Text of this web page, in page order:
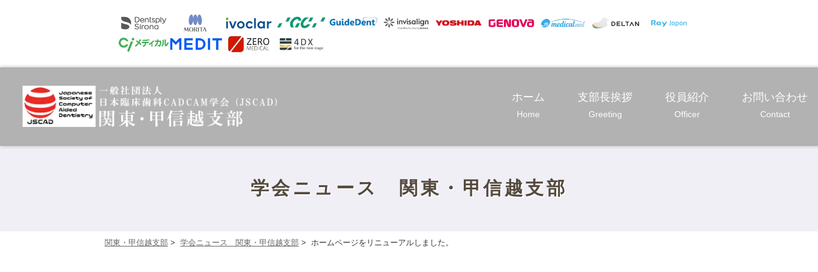
ホーム
Home
支部長挨拶
Greeting
役員紹介
Officer
お問い合わせ
Contact
学会ニュース 関東・甲信越支部
関東・甲信越支部 > 学会ニュース 関東・甲信越支部 > ホームページをリニューアルしました。